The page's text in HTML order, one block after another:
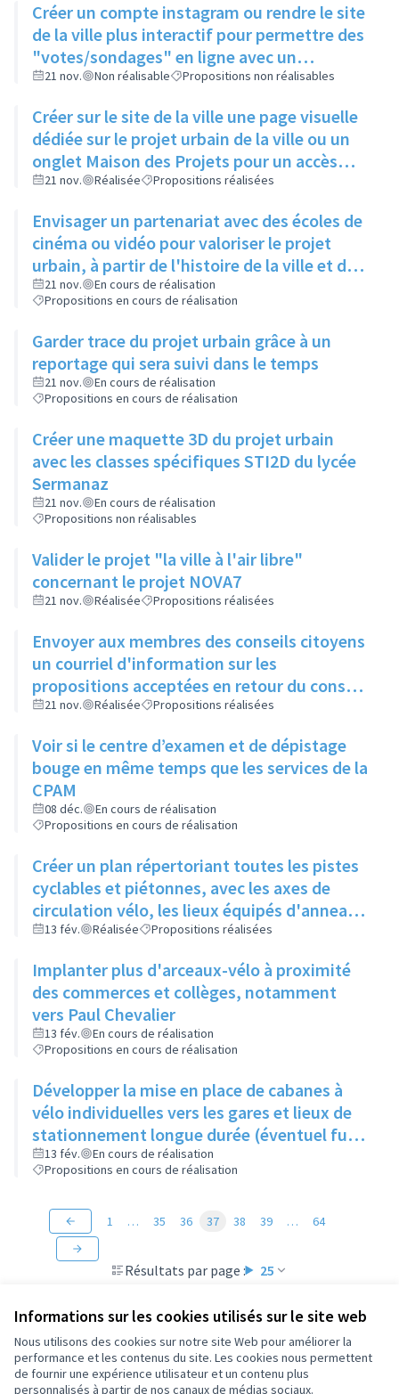
Informations sur les cookies utilisés sur le site web
Nous utilisons des cookies sur notre site Web pour améliorer la
performance et les contenus du site. Les cookies nous permettent
de fournir une expérience utilisateur et un contenu plus
personnalisés à partir de nos canaux de médias sociaux.
Créer un compte instagram ou rendre le site
de la ville plus interactif pour permettre des
"votes/sondages" en ligne avec un
abonnement et une sollicitation régulière
21 nov. Non réalisable Propositions non réalisables
Créer sur le site de la ville une page visuelle
dédiée sur le projet urbain de la ville ou un
onglet Maison des Projets pour un accès
facile
21 nov. Réalisée Propositions réalisées
Envisager un partenariat avec des écoles de
cinéma ou vidéo pour valoriser le projet
urbain, à partir de l'histoire de la ville et de
ses évolutions, sur des reportages de fond
sur la ville qui change
21 nov.
En cours de réalisation
Propositions en cours de réalisation
Garder trace du projet urbain grâce à un
reportage qui sera suivi dans le temps
21 nov.
En cours de réalisation
Propositions en cours de réalisation
Créer une maquette 3D du projet urbain
avec les classes spécifiques STI2D du lycée
Sermanaz
21 nov.
En cours de réalisation
Propositions non réalisables
Valider le projet "la ville à l'air libre"
concernant le projet NOVA7
21 nov. Réalisée Propositions réalisées
Envoyer aux membres des conseils citoyens
un courriel d'information sur les
propositions acceptées en retour du conseil
municipal
21 nov. Réalisée Propositions réalisées
Voir si le centre d’examen et de dépistage
bouge en même temps que les services de la
CPAM
08 déc.
En cours de réalisation
Propositions en cours de réalisation
Créer un plan répertoriant toutes les pistes
cyclables et piétonnes, avec les axes de
circulation vélo, les lieux équipés d'anneaux
de stationnement, les points de collectes et
le Rilliard.
13 fév. Réalisée Propositions réalisées
Implanter plus d'arceaux-vélo à proximité
des commerces et collèges, notamment
vers Paul Chevalier
13 fév.
En cours de réalisation
Propositions en cours de réalisation
Développer la mise en place de cabanes à
vélo individuelles vers les gares et lieux de
stationnement longue durée (éventuel futur
parc-relais)
13 fév.
En cours de réalisation
Propositions en cours de réalisation
Résultats par page : 25
1 … 35 36 37 38 39 … 64
Conditions d'utilisation
Paramètres des cookies